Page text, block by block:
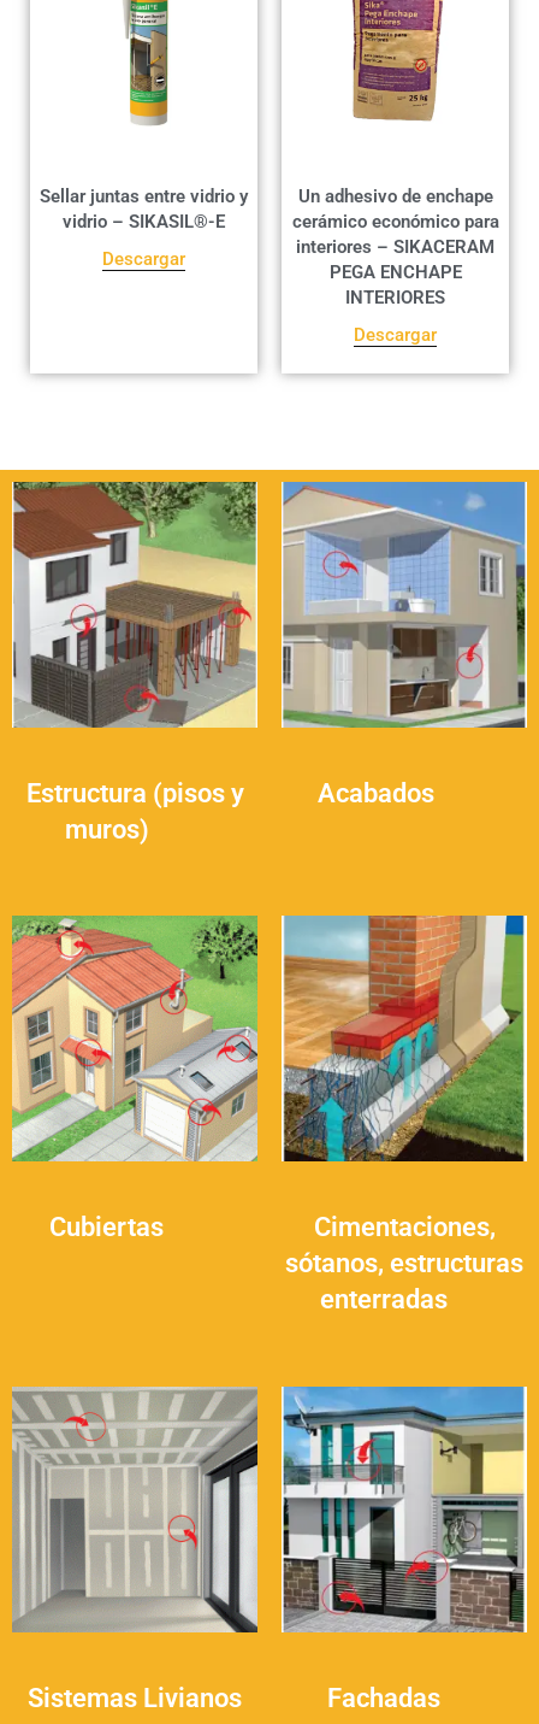
Sellar juntas entre vidrio y
vidrio – SIKASIL®-E
Descargar
Un adhesivo de enchape
cerámico económico para
interiores – SIKACERAM
PEGA ENCHAPE
INTERIORES
Descargar
Estructura (pisos y
muros)
Acabados
Cubiertas
Cimentaciones,
sótanos, estructuras
enterradas
Sistemas Livianos
Fachadas